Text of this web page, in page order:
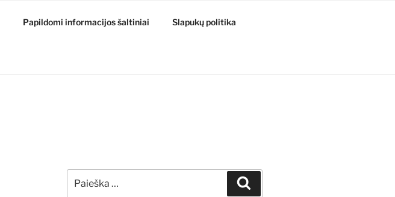
Papildomi informacijos šaltiniai Slapukų politika